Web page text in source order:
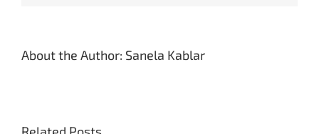
About the Author: Sanela Kablar